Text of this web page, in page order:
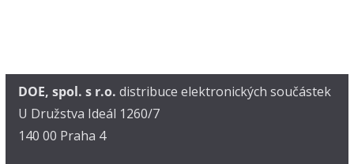
DOE, spol. s r.o. distribuce elektronických součástek
U Družstva Ideál 1260/7
140 00 Praha 4